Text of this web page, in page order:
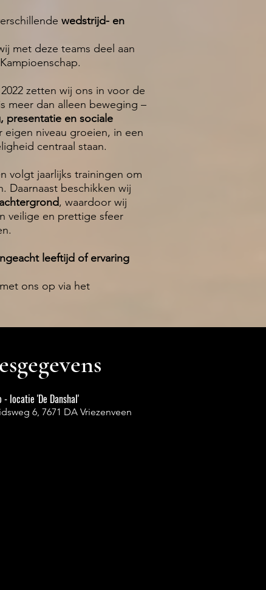
wedstrijd- en
met deze teams deel aan
zetten wij ons in voor de
meer dan alleen beweging –
presentatie en sociale
eigen niveau groeien, in een
centraal staan.
volgt jaarlijks trainingen om
Daarnaast beschikken wij
, waardoor wij
veilige en prettige sfeer
leeftijd of ervaring
ons op via het
- locatie 'De Danshal'
6, 7671 DA Vriezenveen